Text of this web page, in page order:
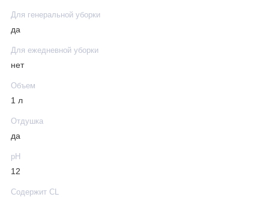
Для генеральной уборки
да
Для ежедневной уборки
нет
Объем
1 л
Отдушка
да
рН
12
Содержит CL